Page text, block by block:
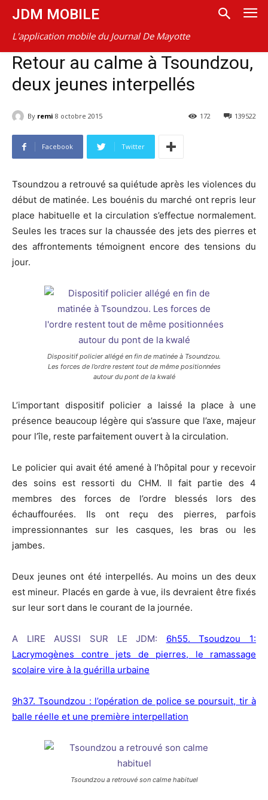
JDM MOBILE
L'application mobile du Journal De Mayotte
Retour au calme à Tsoundzou,
deux jeunes interpellés
By remi 8 octobre 2015 139522
172
Facebook Twitter
Tsoundzou a retrouvé sa quiétude après les violences du
début de matinée. Les bouénis du marché ont repris leur
place habituelle et la circulation s’effectue normalement.
Seules les traces sur la chaussée des jets des pierres et
des affrontements témoignent encore des tensions du
jour.
Dispositif policier allégé en fin de matinée à Tsoundzou.
Les forces de l’ordre restent tout de même positionnées
autour du pont de la kwalé
L’important dispositif policier a laissé la place à une
présence beaucoup légère qui s’assure que l’axe, majeur
pour l’île, reste parfaitement ouvert à la circulation.
Le policier qui avait été amené à l’hôpital pour y recevoir
des soins est ressorti du CHM. Il fait partie des 4
membres des forces de l’ordre blessés lors des
échauffourées. Ils ont reçu des pierres, parfois
impressionnantes sur les casques, les bras ou les
jambes.
Deux jeunes ont été interpellés. Au moins un des deux
est mineur. Placés en garde à vue, ils devraient être fixés
sur leur sort dans le courant de la journée.
A LIRE AUSSI SUR LE JDM:
6h55. Tsoudzou 1:
Lacrymogènes contre jets de pierres, le ramassage
scolaire vire à la guérilla urbaine
9h37. Tsoundzou : l’opération de police se poursuit, tir à
balle réelle et une première interpellation
Tsoundzou a retrouvé son calme habituel